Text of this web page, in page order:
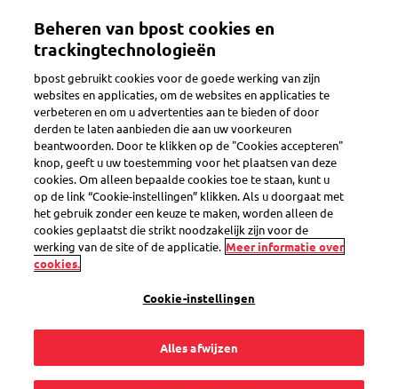
inhoud
Mijn account
Zoeken
Rouwzegel - prior postzegels
voor België
Productcode SEL0000031277
Beheren van bpost cookies en
trackingtechnologieën
bpost gebruikt cookies voor de goede werking van zijn
websites en applicaties, om de websites en applicaties te
verbeteren en om u advertenties aan te bieden of door
derden te laten aanbieden die aan uw voorkeuren
beantwoorden. Door te klikken op de "Cookies accepteren"
knop, geeft u uw toestemming voor het plaatsen van deze
cookies. Om alleen bepaalde cookies toe te staan, kunt u
op de link “Cookie-instellingen” klikken. Als u doorgaat met
het gebruik zonder een keuze te maken, worden alleen de
cookies geplaatst die strikt noodzakelijk zijn voor de
werking van de site of de applicatie. Meer informatie over
cookies.
Cookie-instellingen
Alles afwijzen